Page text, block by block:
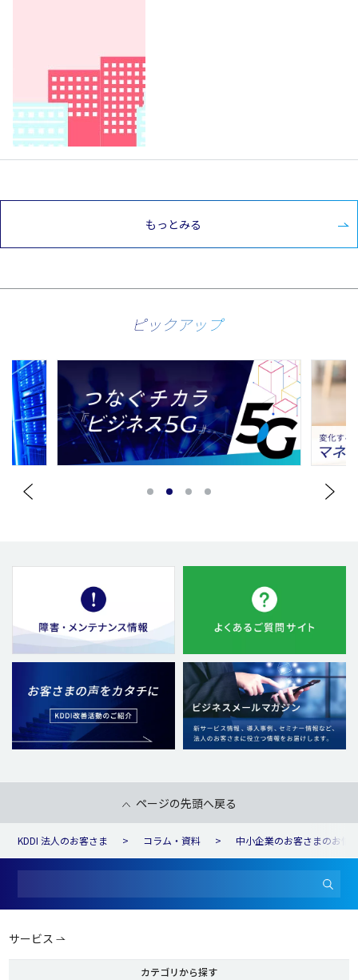
もっとみる
ピックアップ
ページの先頭へ戻る
KDDI 法人のお客さま コラム・資料 中小企業のお客さまのお悩
サービス
カテゴリから探す